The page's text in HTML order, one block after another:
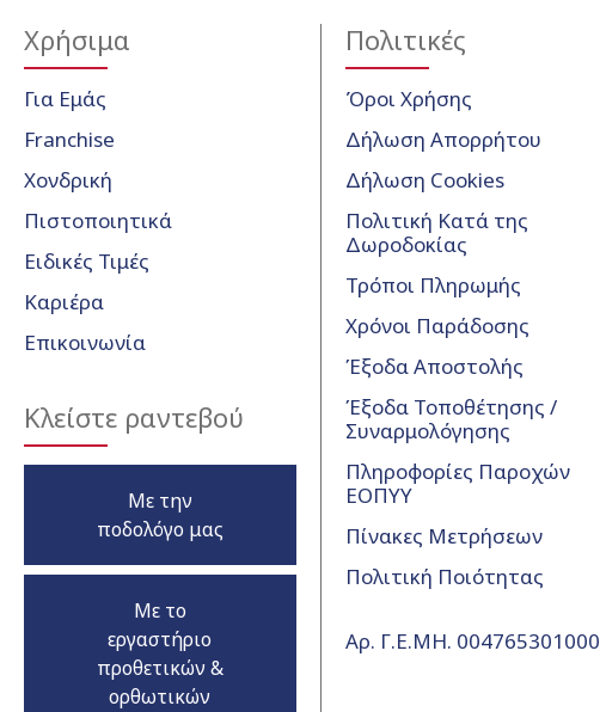
Χρήσιμα
Για Εμάς
Franchise
Χονδρική
Πιστοποιητικά
Ειδικές Τιμές
Καριέρα
Επικοινωνία
Κλείστε ραντεβού
Με την
ποδολόγο μας
Με το
εργαστήριο
προθετικών &
ορθωτικών
Πολιτικές
Όροι Χρήσης
Δήλωση Απορρήτου
Δήλωση Cookies
Πολιτική Κατά της
Δωροδοκίας
Τρόποι Πληρωμής
Χρόνοι Παράδοσης
Έξοδα Αποστολής
Έξοδα Τοποθέτησης /
Συναρμολόγησης
Πληροφορίες Παροχών
ΕΟΠΥΥ
Πίνακες Μετρήσεων
Πολιτική Ποιότητας
Αρ. Γ.Ε.ΜΗ. 004765301000